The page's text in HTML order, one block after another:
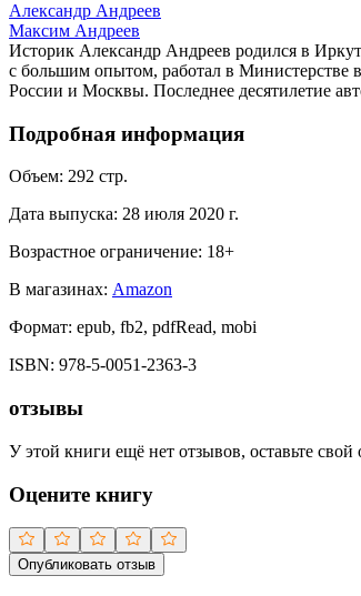
Александр Андреев
Максим Андреев
Историк Александр Андреев родился в
с большим опытом, работал в
России и Москвы. Последнее десятилетие
Подробная информация
Объем: 292 стр.
Дата выпуска: 28 июля 2020 г.
Возрастное ограничение: 18+
В магазинах: Amazon
Формат: epub, fb2, pdfRead, mobi
ISBN: 978-5-0051-2363-3
отзывы
У этой книги ещё нет отзывов, оставьте
Оцените книгу
Опубликовать отзыв